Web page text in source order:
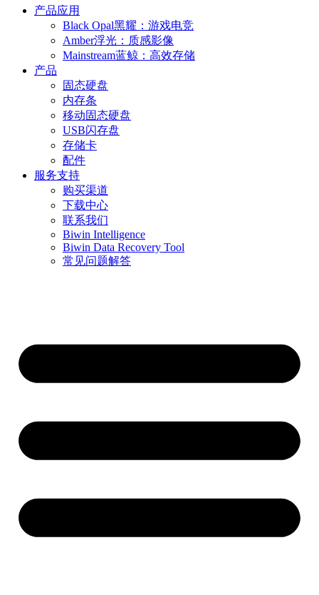
产品应用
Black Opal黑耀：游戏电竞
Amber浮光：质感影像
Mainstream蓝鲸：高效存储
产品
固态硬盘
内存条
移动固态硬盘
USB闪存盘
存储卡
配件
服务支持
购买渠道
下载中心
联系我们
Biwin Intelligence
Biwin Data Recovery Tool
常见问题解答